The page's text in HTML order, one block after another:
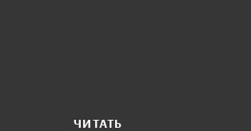
ЧИТАТЬ